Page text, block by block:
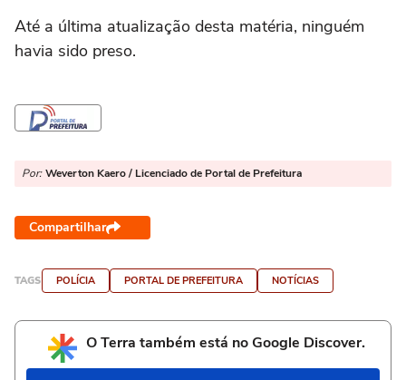
Até a última atualização desta matéria, ninguém
havia sido preso.
Por: Weverton Kaero / Licenciado de Portal de Prefeitura
Compartilhar
TAGS POLÍCIA PORTAL DE PREFEITURA NOTÍCIAS
O Terra também está no Google Discover.